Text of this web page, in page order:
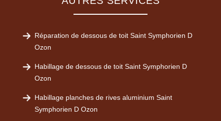
Réparation de dessous de toit Saint Symphorien D
Ozon
Habillage de dessous de toit Saint Symphorien D
Ozon
Habillage planches de rives aluminium Saint
Symphorien D Ozon